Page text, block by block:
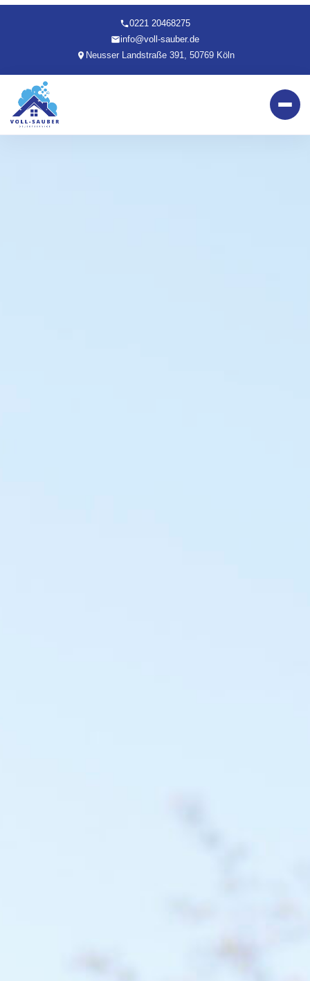
0221 20468275
info@voll-sauber.de
Neusser Landstraße 391, 50769 Köln